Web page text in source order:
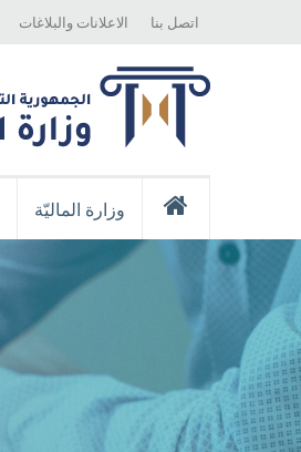
Menu
اتصل بنا الاعلانات والبلاغات
Principale
إستقبال
وزارة الماليّة